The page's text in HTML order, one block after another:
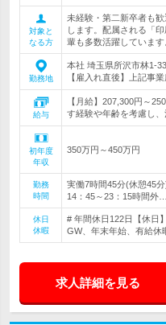
対象と
なる方
未経験・第二新卒者も
します。配属される「
輩も多数活躍しています
勤務地
本社 埼玉県所沢市林1-
【雇入れ直後】上記事
給与
【月給】207,300円～
す経験や年齢を考慮し
初年度
年収
350万円～450万円
勤務
時間
実働7時間45分(休憩45
14：45～23：15時間外…
休日
休暇
# 年間休日122日【休日
GW、年末年始、有給休
求人詳細を見る